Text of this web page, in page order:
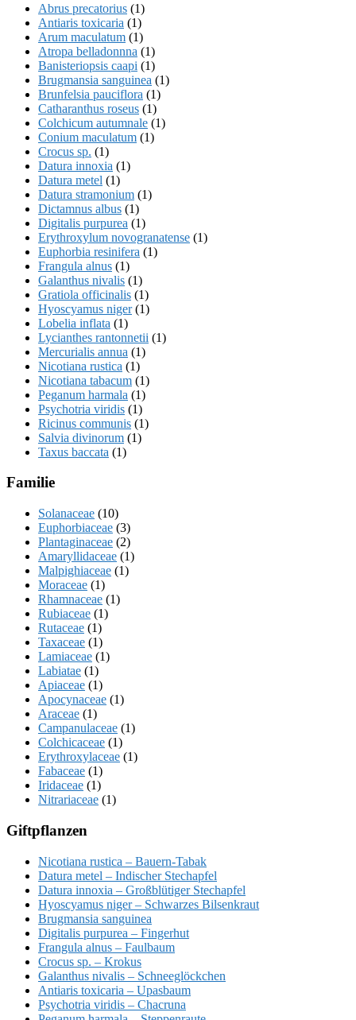
Abrus precatorius (1)
Antiaris toxicaria (1)
Arum maculatum (1)
Atropa belladonnna (1)
Banisteriopsis caapi (1)
Brugmansia sanguinea (1)
Brunfelsia pauciflora (1)
Catharanthus roseus (1)
Colchicum autumnale (1)
Conium maculatum (1)
Crocus sp. (1)
Datura innoxia (1)
Datura metel (1)
Datura stramonium (1)
Dictamnus albus (1)
Digitalis purpurea (1)
Erythroxylum novogranatense (1)
Euphorbia resinifera (1)
Frangula alnus (1)
Galanthus nivalis (1)
Gratiola officinalis (1)
Hyoscyamus niger(1)
Lobelia inflata (1)
Lycianthes rantonnetii (1)
Mercurialis annua (1)
Nicotiana rustica (1)
Nicotiana tabacum (1)
Peganum harmala (1)
Psychotria viridis (1)
Ricinus communis (1)
Salvia divinorum (1)
Taxus baccata (1)
Familie
Solanaceae (10)
Euphorbiaceae (3)
Plantaginaceae (2)
Amaryllidaceae (1)
Malpighiaceae (1)
Moraceae (1)
Rhamnaceae (1)
Rubiaceae (1)
Rutaceae (1)
Taxaceae (1)
Lamiaceae (1)
Labiatae (1)
Apiaceae (1)
Apocynaceae (1)
Araceae (1)
Campanulaceae (1)
Colchicaceae (1)
Erythroxylaceae (1)
Fabaceae (1)
Iridaceae (1)
Nitrariaceae (1)
Giftpflanzen
Nicotiana rustica – Bauern-Tabak
Datura metel – Indischer Stechapfel
Datura innoxia – Großblütiger Stechapfel
Hyoscyamus niger – Schwarzes Bilsenkraut
Brugmansia sanguinea
Digitalis purpurea – Fingerhut
Frangula alnus – Faulbaum
Crocus sp. – Krokus
Galanthus nivalis – Schneeglöckchen
Antiaris toxicaria – Upasbaum
Psychotria viridis – Chacruna